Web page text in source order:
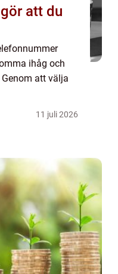
att du
ihåg och
att välja
11 juli 2026